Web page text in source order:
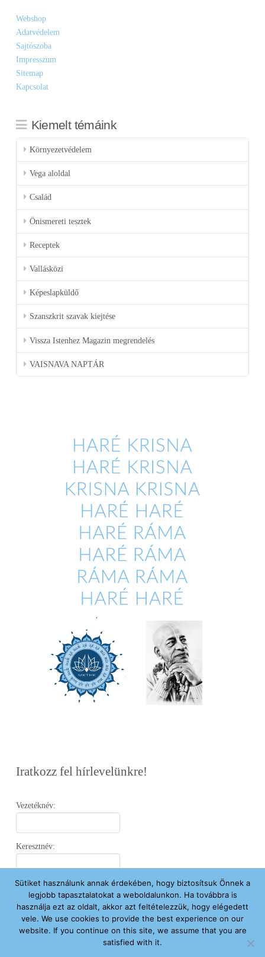
Webshop
Adatvédelem
Sajtószoba
Impresszum
Sitemap
Kapcsolat
Kiemelt témáink
Környezetvédelem
Vega aloldal
Család
Önismereti tesztek
Receptek
Vallásközi
Képeslapküldő
Szanszkrit szavak kiejtése
Vissza Istenhez Magazin megrendelés
VAISNAVA NAPTÁR
Iratkozz fel hírlevelünkre!
Vezetéknév:
Keresztnév:
Email:
Elfogadom az Adatvédelmi Nyilatkozatot.
Sütiket használunk annak érdekében, hogy biztosítsuk Önnek a
legjobb tapasztalatokat a weboldalunkon. Ha továbbra is
használja ezt az oldalt, akkor azt feltételezzük, hogy elégedett
vele. We use cookies to provide the best experience on our
website. If you continue on this site, we assume that you are
satisfied with it.